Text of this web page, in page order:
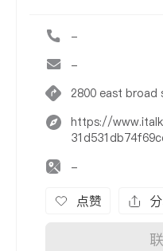
-
-
2800 east
https://
-
点赞